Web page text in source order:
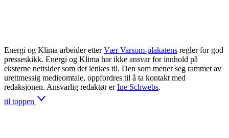
Energi og Klima arbeider etter Vær Varsom-plakatens regler for god
presseskikk. Energi og Klima har ikke ansvar for innhold på
eksterne nettsider som det lenkes til. Den som mener seg rammet av
urettmessig medieomtale, oppfordres til å ta kontakt med
redaksjonen. Ansvarlig redaktør er Ine Schwebs.
til toppen